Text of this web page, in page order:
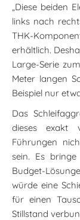
„Diese beiden
links nach
THK-
erhältlich.
Large-Serie
Meter langen
Beispiel nur
Das
dieses exakt
Führungen
sein. Es
Budget-
würde eine
für einen
Stillstand